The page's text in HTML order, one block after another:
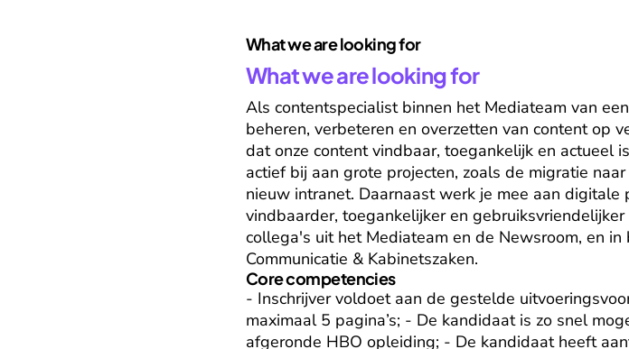
What we are looking for
What we are looking for
Als contentspecialist binnen het Mediateam van
beheren, verbeteren en overzetten van content op
dat onze content vindbaar, toegankelijk en actueel
actief bij aan grote projecten, zoals de migratie
nieuw intranet. Daarnaast werk je mee aan
vindbaarder, toegankelijker en
collega's uit het Mediateam en de Newsroom, en
Communicatie & Kabinetszaken.
Core competencies
- Inschrijver voldoet aan de gestelde
maximaal 5 pagina’s; - De kandidaat is zo snel
afgeronde HBO opleiding; - De kandidaat heeft